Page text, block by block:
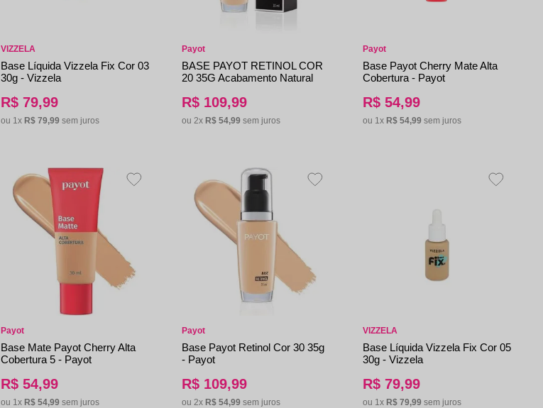
VIZZELA
Base Líquida Vizzela Fix Cor 03
30g - Vizzela
R$ 79,99
ou 1x R$ 79,99 sem juros
Payot
BASE PAYOT RETINOL COR
20 35G Acabamento Natural
R$ 109,99
ou 2x R$ 54,99 sem juros
Payot
Base Payot Cherry Mate Alta
Cobertura - Payot
R$ 54,99
ou 1x R$ 54,99 sem juros
Payot
Base Mate Payot Cherry Alta
Cobertura 5 - Payot
R$ 54,99
ou 1x R$ 54,99 sem juros
Payot
Base Payot Retinol Cor 30 35g
- Payot
R$ 109,99
ou 2x R$ 54,99 sem juros
VIZZELA
Base Líquida Vizzela Fix Cor 05
30g - Vizzela
R$ 79,99
ou 1x R$ 79,99 sem juros